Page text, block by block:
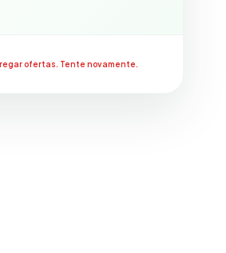
ofertas. Tente novamente.